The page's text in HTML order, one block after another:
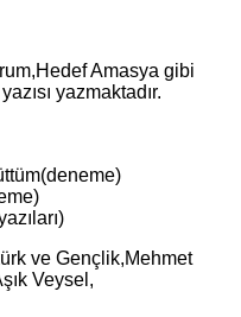
Amasya gibi
yazmaktadır.
ve Gençlik,Mehmet
Veysel,